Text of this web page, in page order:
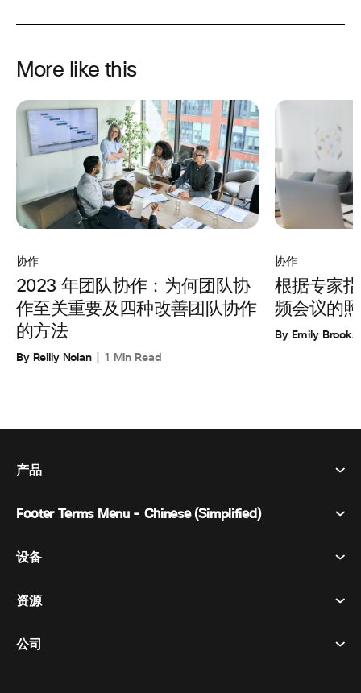
More like this
协作
2023 年团队协作：为何团队协
作至关重要及四种改善团队协作
的方法
By Reilly Nolan 1 Min Read
协作
根据专家
频会议的
By Emily Brooks
产品
Webex Suite
消息传递
活动
Footer Terms Menu - Chinese (Simplified)
条款和条件
商标
设备
房间设备
资源
价格
公司